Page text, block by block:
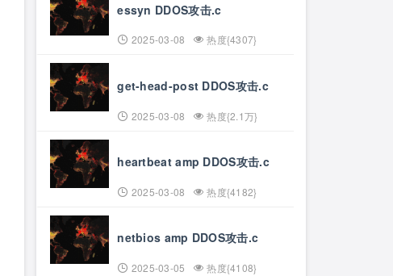
essyn DDOS攻击.c
2025-03-08 热度{4307}
get-head-post DDOS攻击.c
2025-03-08 热度{2.1万}
heartbeat amp DDOS攻击.c
2025-03-08 热度{4182}
netbios amp DDOS攻击.c
2025-03-05 热度{4108}